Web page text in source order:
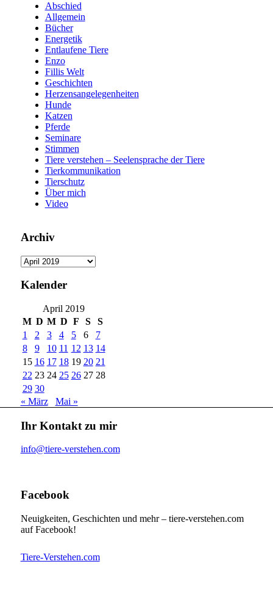
Abschied
Allgemein
Bücher
Energetik
Entlaufene Tiere
Enzo
Fillis Welt
Geschichten
Herzensangelegenheiten
Hunde
Katzen
Pferde
Seminare
Stimmen
Tiere verstehen – Seelensprache der Tiere
Tierkommunikation
Tierschutz
Über mich
Video
Archiv
Archiv
Kalender
April 2019
M D M D F S
S
1
2 3 4 5 6
7
8
9 10 11 12 13 14
15 16 17 18 19 20 21
22 23 24 25 26 27 28
29 30
« März
Mai »
Ihr Kontakt zu mir
info@tiere-verstehen.com
Facebook
Neuigkeiten, Geschichten und mehr – tiere-verstehen.com
auf Facebook!
Tiere-Verstehen.com